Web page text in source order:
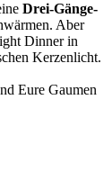
Drei-Gänge-
Aber
Dinner in
Kerzenlicht.
Eure Gaumen